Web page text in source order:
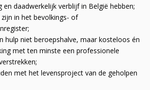
en daadwerkelijk verblijf in België hebben;
zijn in het bevolkings- of
hulp niet beroepshalve, maar kosteloos én
met ten minste een professionele
met het levensproject van de geholpen